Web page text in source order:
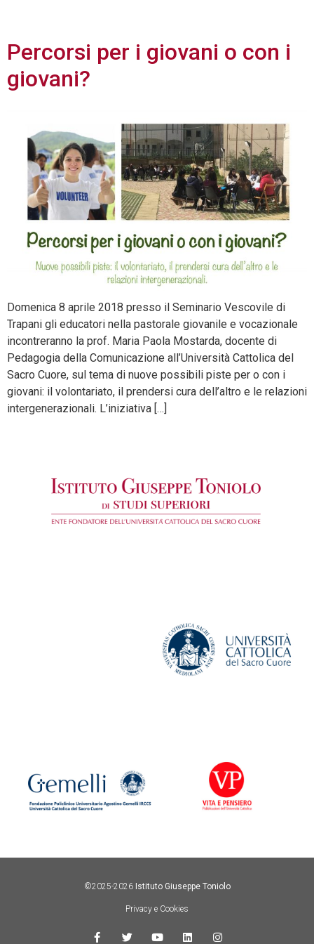
Percorsi per i giovani o con i
giovani?
Domenica 8 aprile 2018 presso il Seminario Vescovile di
Trapani gli educatori nella pastorale giovanile e vocazionale
incontreranno la prof. Maria Paola Mostarda, docente di
Pedagogia della Comunicazione all’Università Cattolica del
Sacro Cuore, sul tema di nuove possibili piste per o con i
giovani: il volontariato, il prendersi cura dell’altro e le relazioni
intergenerazionali. L’iniziativa […]
©2025-2026 Istituto Giuseppe Toniolo
Privacy e Cookies